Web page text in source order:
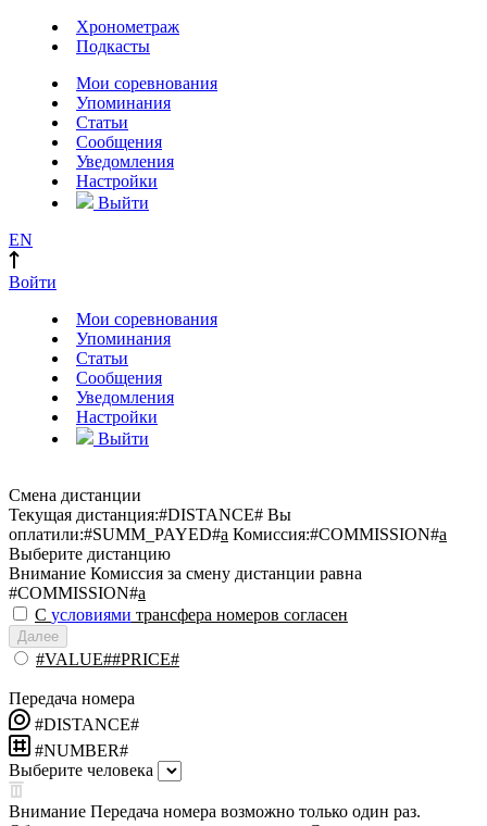
Хронометраж
Подкасты
Мои соревнования
Упоминания
Статьи
Сообщения
Уведомления
Настройки
Выйти
EN
Войти
Мои соревнования
Упоминания
Статьи
Сообщения
Уведомления
Настройки
Выйти
Смена дистанции
Текущая дистанция:#DISTANCE# Вы
оплатили:#SUMM_PAYED#a Комиссия:#COMMISSION#a
Выберите дистанцию
Внимание Комиссия за смену дистанции равна
#COMMISSION#a
С условиями трансфера номеров согласен
Далее
#VALUE##PRICE#
Передача номера
#DISTANCE#
#NUMBER#
Выберите человека
Внимание Передача номера возможно только один раз.